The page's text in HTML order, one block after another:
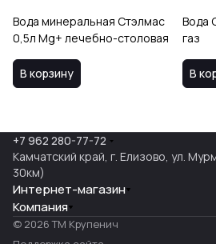
Вода минеральная Стэлмас
0,5л Mg+ лечебно-столовая
В корзину
Вода
газ
В
+7 962 280-77-72
Камчатский край, г. Елизово, ул.
30км)
Интернет-магазин
Компания
© 2026 ТМ Крупенич